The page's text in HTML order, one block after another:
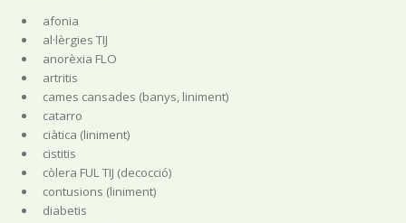
afonia
al·lèrgies TIJ
anorèxia FLO
artritis
cames cansades (banys, liniment)
catarro
ciàtica (liniment)
cistitis
còlera FUL TIJ (decocció)
contusions (liniment)
diabetis